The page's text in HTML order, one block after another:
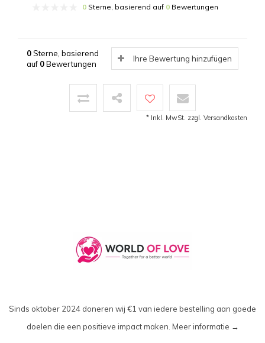
0 Sterne, basierend auf 0 Bewertungen
0Sterne, basierend
auf 0Bewertungen
Ihre Bewertung hinzufügen
* Inkl. MwSt. zzgl. Versandkosten
Sinds oktober 2024 doneren wij €1 van iedere bestelling aan goede
doelen die een positieve impact maken. Meer informatie →